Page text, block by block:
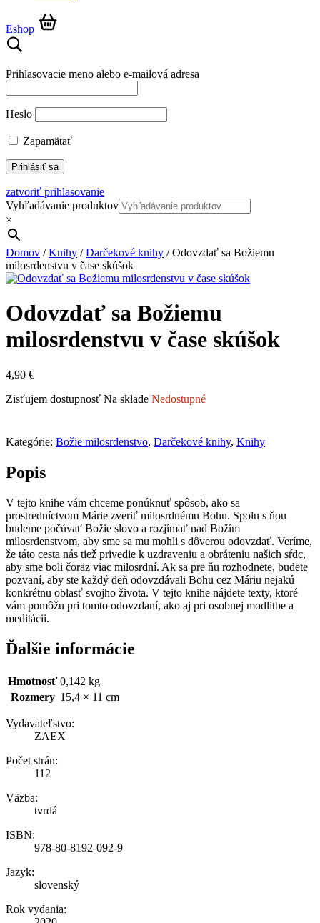
Eshop
Prihlasovacie meno alebo e-mailová adresa
Heslo
Zapamätať
zatvoriť prihlasovanie
Vyhľadávanie produktov
×
Domov /Knihy /Darčekové knihy / Odovzdať sa Božiemu
milosrdenstvu v čase skúšok
Odovzdať sa Božiemu
milosrdenstvu v čase skúšok
4,90 €
Zisťujem dostupnosť Na sklade Nedostupné
Kategórie: Božie milosrdenstvo, Darčekové knihy, Knihy
Popis
V tejto knihe vám chceme ponúknuť spôsob, ako sa
prostredníctvom Márie zveriť milosrdnému Bohu. Spolu s ňou
budeme počúvať Božie slovo a rozjímať nad Božím
milosrdenstvom, aby sme sa mu mohli s dôverou odovzdať. Veríme,
že táto cesta nás tiež privedie k uzdraveniu a obráteniu našich sŕdc,
aby sme boli čoraz viac milosrdní. Ak sa pre ňu rozhodnete, budete
pozvaní, aby ste každý deň odovzdávali Bohu cez Máriu nejakú
konkrétnu oblasť svojho života. V tejto knihe nájdete texty, ktoré
vám pomôžu pri tomto odovzdaní, ako aj pri osobnej modlitbe a
meditácii.
Ďalšie informácie
Hmotnosť 0,142 kg
Rozmery 15,4 × 11 cm
Vydavateľstvo:
ZAEX
Počet strán:
112
Väzba:
tvrdá
ISBN:
978-80-8192-092-9
Jazyk:
slovenský
Rok vydania: